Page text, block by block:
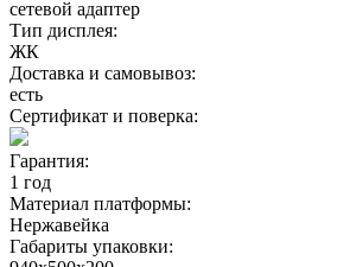
сетевой адаптер
Тип дисплея:
ЖК
Доставка и самовывоз:
есть
Сертификат и поверка:
Гарантия:
1 год
Материал платформы:
Нержавейка
Габариты упаковки: